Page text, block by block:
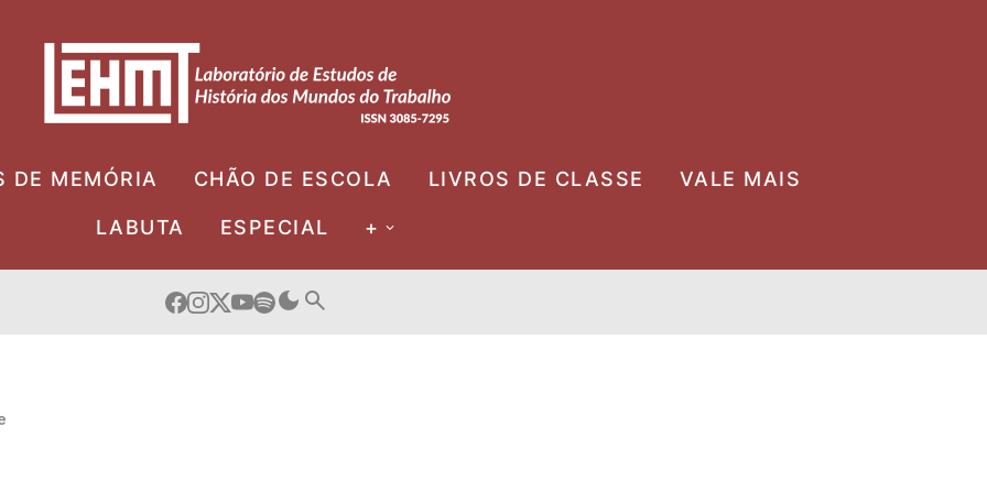
DE MEMÓRIA CHÃO DE ESCOLA LIVROS DE CLASSE VALE MAIS
LABUTA ESPECIAL +